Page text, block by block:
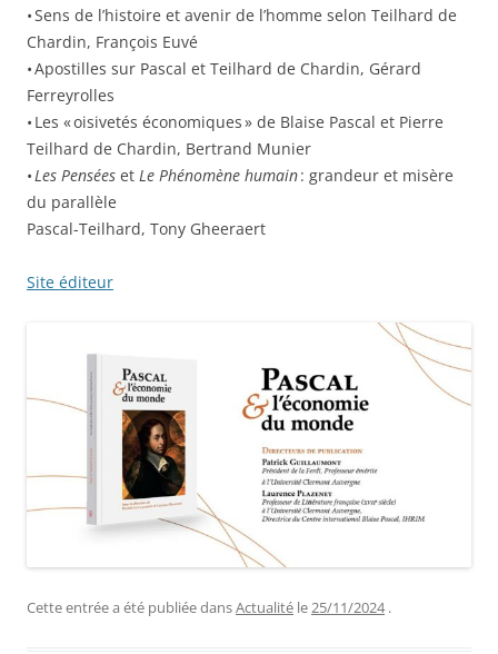
• Sens de l’histoire et avenir de l’homme selon Teilhard de
Chardin, François Euvé
• Apostilles sur Pascal et Teilhard de Chardin, Gérard
Ferreyrolles
• Les « oisivetés économiques » de Blaise Pascal et Pierre
Teilhard de Chardin, Bertrand Munier
•Les Pensées et Le Phénomène humain: grandeur et misère
du parallèle
Pascal-Teilhard, Tony Gheeraert
Site éditeur
Cette entrée a été publiée dansActualité le25/11/2024 .